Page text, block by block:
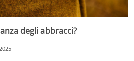
degli abbracci?